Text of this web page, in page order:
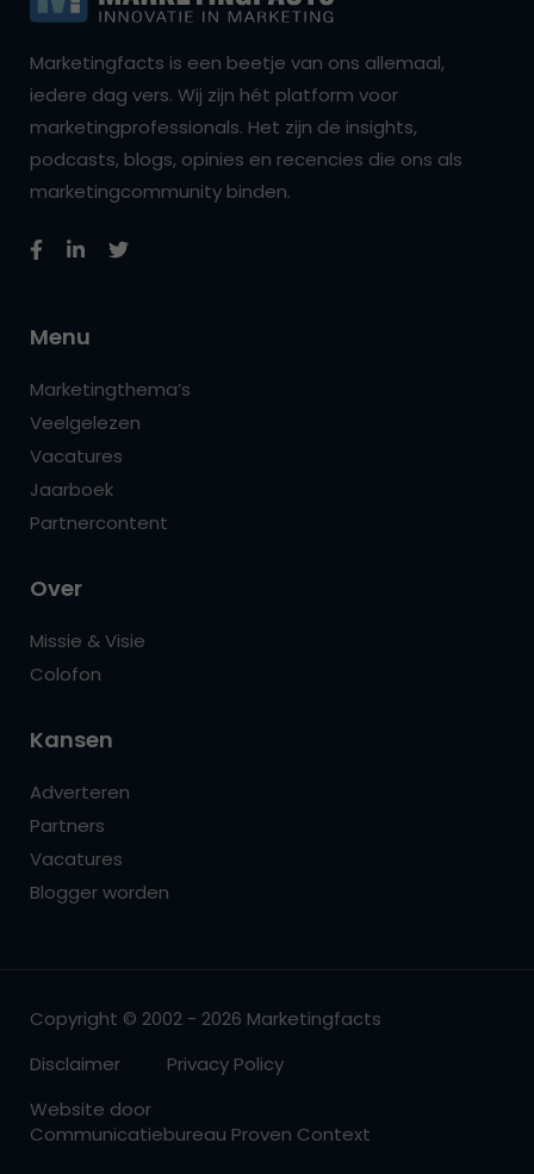
Marketingfacts is een beetje van ons allemaal,
iedere dag vers. Wij zijn hét platform voor
marketingprofessionals. Het zijn de insights,
podcasts, blogs, opinies en recencies die ons als
marketingcommunity binden.
Menu
Marketingthema’s
Veelgelezen
Vacatures
Jaarboek
Partnercontent
Over
Missie & Visie
Colofon
Kansen
Adverteren
Partners
Vacatures
Blogger worden
Copyright © 2002 - 2026 Marketingfacts
Disclaimer
Privacy Policy
Website door
Communicatiebureau Proven Context